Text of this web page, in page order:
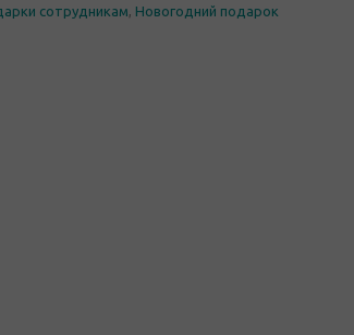
сотрудникам, Новогодний подарок